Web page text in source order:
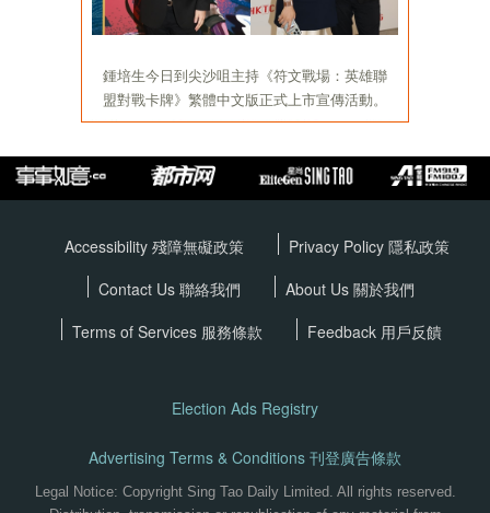
Accessibility 殘障無礙政策 Privacy Policy 隱私政策
Contact Us 聯絡我們
About Us 關於我們
Terms of Services 服務條款 Feedback 用戶反饋
Election Ads Registry
Advertising Terms & Conditions 刊登廣告條款
Legal Notice: Copyright Sing Tao Daily Limited. All rights reserved.